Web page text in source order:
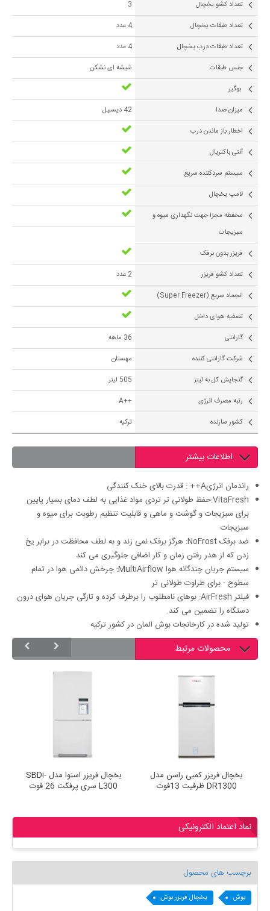
تعداد کشو یخچال
3
تعداد طبقات یخچال
4 عدد
تعداد طبقات درب یخچال
4 عدد
جنس طبقات
شیشه ای نشکن
بوگیر
ميزان صدا
42 دیسیبل
اخطار باز ماندن درب
آنتی باکتریال
سیستم سردکننده سریع
لامپ یخچال
محفظه مجزا جهت نگهداری میوه و
سبزیجات
فریزر بدون برفک
تعداد کشو فریزر
2 عدد
انجماد سریع (Super Freezer)
تصفیه هوای داخل
گارانتی
36 ماهه
شرکت گارانتی کننده
مهستان
گنجایش کل به لیتر
505 لیتر
رتبه مصرف انرژی
++A
کشور سازنده
ترکیه
اطلاعات بیشتر
راندمان انرژیA++ : قدرت بالای خنک کنندگی
VitaFresh:حفظ طولانی تر تردی مواد غذایی به لطف دمای بسیار پایین
برای سبزیجات و گوشت و ماهی و قابلیت تنظیم رطوبت برای میوه و
سبزیجات
ضد برفک NoFrost: هرگز برفک نمی زند و به لطف محافظت در برابر یخ
زدن که از هدر رفتن زمان و کار اضافی جلوگیری می کند
سیستم جریان چندگانه هوا MultiAirflow: چرخش دائمی هوا در تمام
سطوح - برای طراوت طولانی تر
فیلتر AirFresh: بوهای نامطلوب را برطرف کرده و تازگی جریان هوای درون
دستگاه را تضمین می کند.
تولید شده در کارخانجات بوش المان در کشور ترکیه
محصولات مرتبط
L300 سری پرفکت 26 فوت
یخچال فریزر کمبی راسن مدل
DR1300 ظرفیت 13فوت
نماد اعتماد الکترونیکی
برچسب های محصول
بوش یخچال فریزر بوش